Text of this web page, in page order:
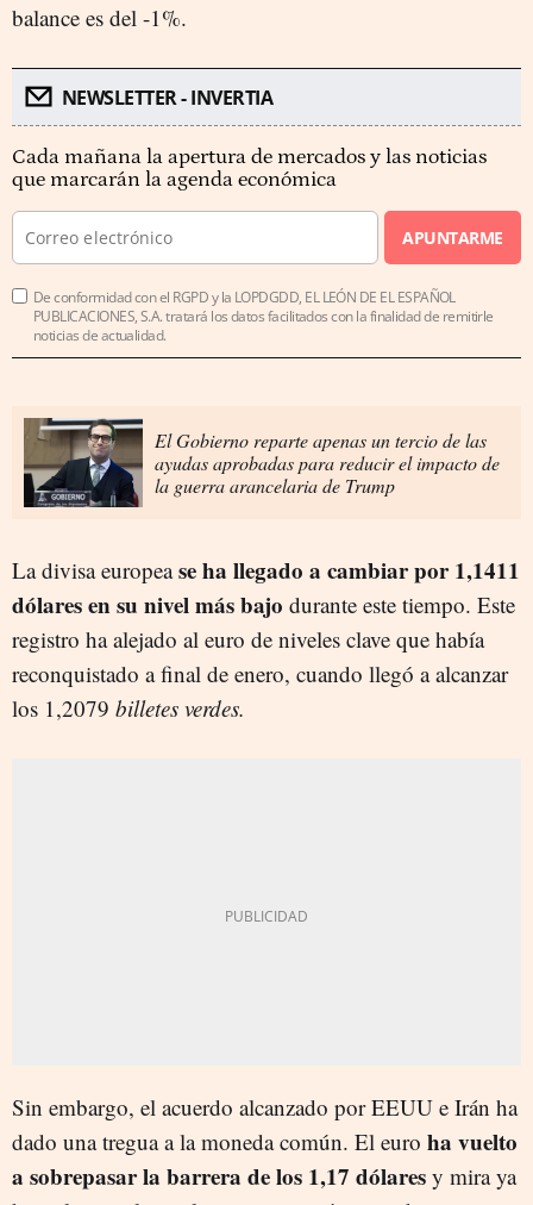
balance es del -1%.
NEWSLETTER - INVERTIA
Cada mañana la apertura de mercados y las noticias
que marcarán la agenda económica
APUNTARME
De conformidad con el RGPD y la LOPDGDD, EL LEÓN DE EL ESPAÑOL
PUBLICACIONES, S.A. tratará los datos facilitados con la finalidad de remitirle
noticias de actualidad.
El Gobierno reparte apenas un tercio de las
ayudas aprobadas para reducir el impacto de
la guerra arancelaria de Trump
La divisa europease ha llegado a cambiar por 1,1411
dólares en su nivel más bajo durante este tiempo. Este
registro ha alejado al euro de niveles clave que había
reconquistado a final de enero, cuando llegó a alcanzar
los 1,2079 billetes verdes.
Sin embargo, el acuerdo alcanzado por EEUU e Irán ha
dado una tregua a la moneda común. El euro ha vuelto
a sobrepasar la barrera de los 1,17 dólares y mira ya